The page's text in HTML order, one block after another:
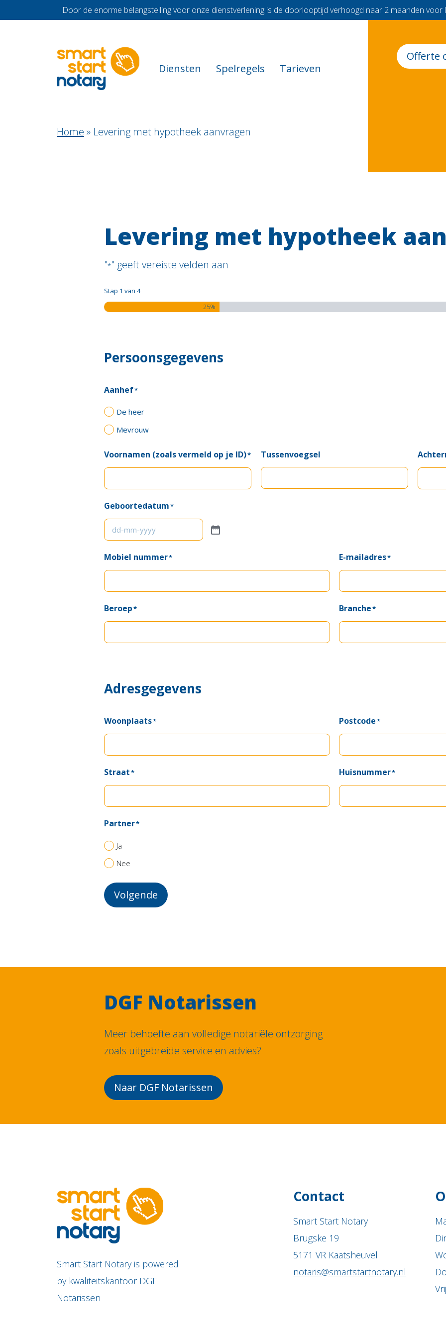
Door de enorme belangstelling voor onze dienstverlening is de doorlooptijd verhoogd naar 2 maanden
Diensten Spelregels Tarieven
Offerte
Home » Levering met hypotheek aanvragen
Levering met hypotheek
"*" geeft vereiste velden aan
Stap 1 van 4
25%
Persoonsgegevens
Aanhef*
De heer
Mevrouw
Voornamen (zoals vermeld op je ID)* Tussenvoegsel
Geboortedatum*
Mobiel nummer* E-mailadres*
Beroep* Branche*
Adresgegevens
Woonplaats* Postcode*
Straat* Huisnummer*
Partner*
Ja
Nee
Volgende
DGF Notarissen
Meer behoefte aan volledige notariële ontzorging
zoals uitgebreide service en advies?
Naar DGF Notarissen
Smart Start Notary is powered
by kwaliteitskantoor DGF
Notarissen
Contact
Smart Start Notary
Brugske 19
5171 VR Kaatsheuvel
notaris@smartstartnotary.nl